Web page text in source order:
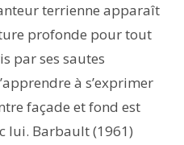
terrienne apparaît
profonde pour tout
par ses sautes
à s’exprimer
façade et fond est
lui. Barbault (1961)